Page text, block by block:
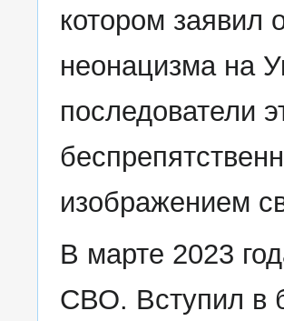
котором заявил
неонацизма на
последователи
изображением
В марте 2023
СВО. Вступил в